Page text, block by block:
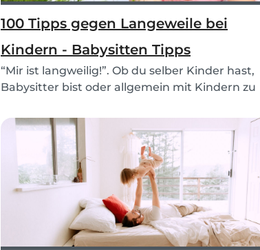
100 Tipps gegen Langeweile bei
Kindern - Babysitten Tipps
“Mir ist langweilig!”. Ob du selber Kinder hast,
Babysitter bist oder allgemein mit Kindern zu